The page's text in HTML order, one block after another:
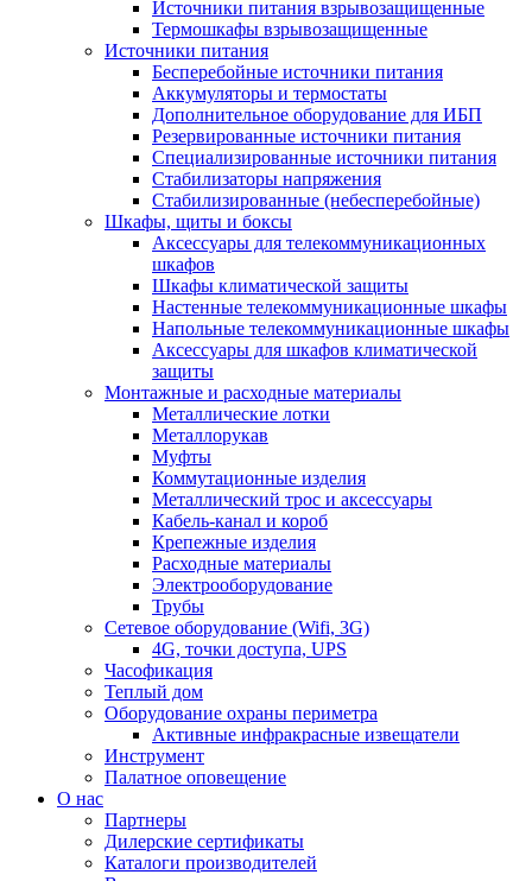
Источники питания взрывозащищенные
Термошкафы взрывозащищенные
Источники питания
Бесперебойные источники питания
Аккумуляторы и термостаты
Дополнительное оборудование для ИБП
Резервированные источники питания
Специализированные источники питания
Стабилизаторы напряжения
Стабилизированные (небесперебойные)
Шкафы, щиты и боксы
Аксессуары для телекоммуникационных
шкафов
Шкафы климатической защиты
Настенные телекоммуникационные шкафы
Напольные телекоммуникационные шкафы
Аксессуары для шкафов климатической
защиты
Монтажные и расходные материалы
Металлические лотки
Металлорукав
Муфты
Коммутационные изделия
Металлический трос и аксессуары
Кабель-канал и короб
Крепежные изделия
Расходные материалы
Электрооборудование
Трубы
Сетевое оборудование (Wifi, 3G)
4G, точки доступа, UPS
Часофикация
Теплый дом
Оборудование охраны периметра
Активные инфракрасные извещатели
Инструмент
Палатное оповещение
О нас
Партнеры
Дилерские сертификаты
Каталоги производителей